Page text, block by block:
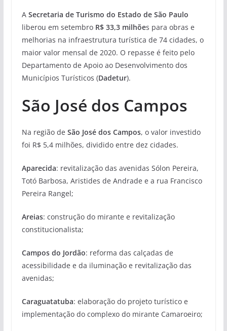
A Secretaria de Turismo do Estado de São Paulo
liberou em setembro R$ 33,3 milhões para obras e
melhorias na infraestrutura turística de 74 cidades, o
maior valor mensal de 2020. O repasse é feito pelo
Departamento de Apoio ao Desenvolvimento dos
Municípios Turísticos (Dadetur).
São José dos Campos
Na região de São José dos Campos, o valor investido
foi R$ 5,4 milhões, dividido entre dez cidades.
Aparecida: revitalização das avenidas Sólon Pereira,
Totó Barbosa, Aristides de Andrade e a rua Francisco
Pereira Rangel;
Areias: construção do mirante e revitalização
constitucionalista;
Campos do Jordão: reforma das calçadas de
acessibilidade e da iluminação e revitalização das
avenidas;
Caraguatatuba: elaboração do projeto turístico e
implementação do complexo do mirante Camaroeiro;